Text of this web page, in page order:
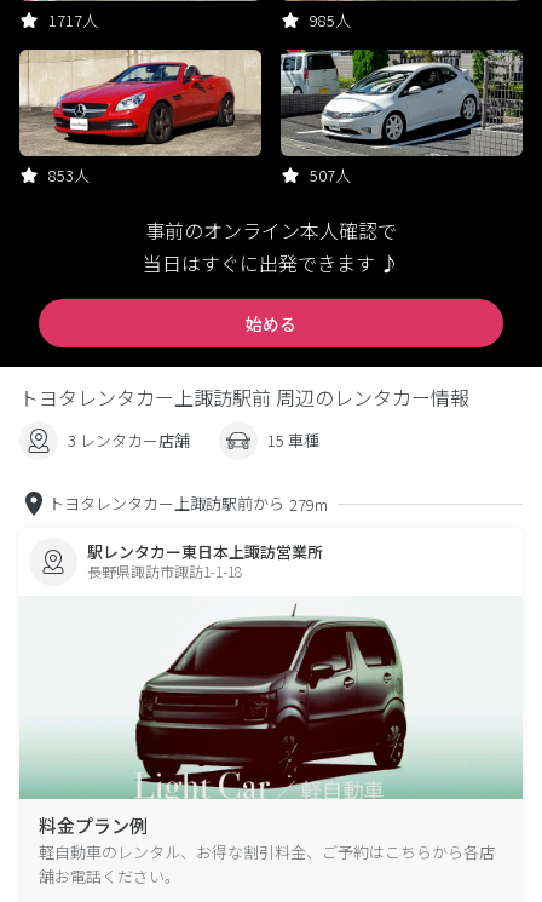
1717人 985人
853人 507人
事前のオンライン本人確認で
当日はすぐに出発できます ♪
始める
トヨタレンタカー上諏訪駅前 周辺のレンタカー情報
3 レンタカー店舗 15 車種
トヨタレンタカー上諏訪駅前から 279m
駅レンタカー東日本上諏訪営業所
長野県諏訪市諏訪1-1-18
料金プラン例
軽自動車のレンタル、お得な割引料金、ご予約はこちらから各店
舗お電話ください。